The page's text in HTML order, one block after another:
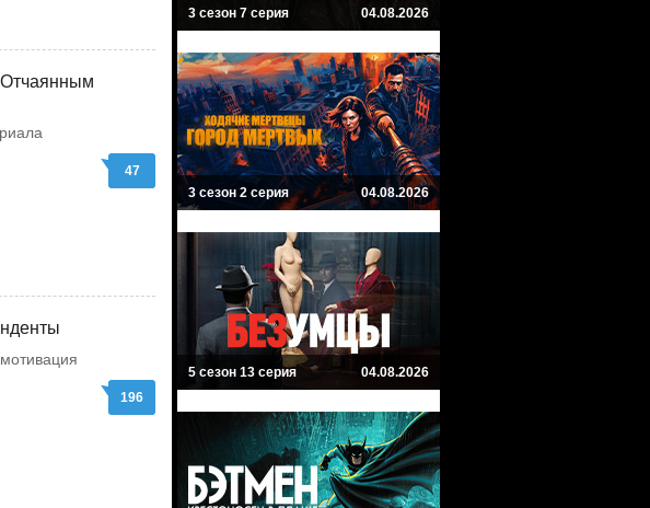
47
196
3 сезон 7 серия 04.08.2026
3 сезон 2 серия 04.08.2026
5 сезон 13 серия 04.08.2026